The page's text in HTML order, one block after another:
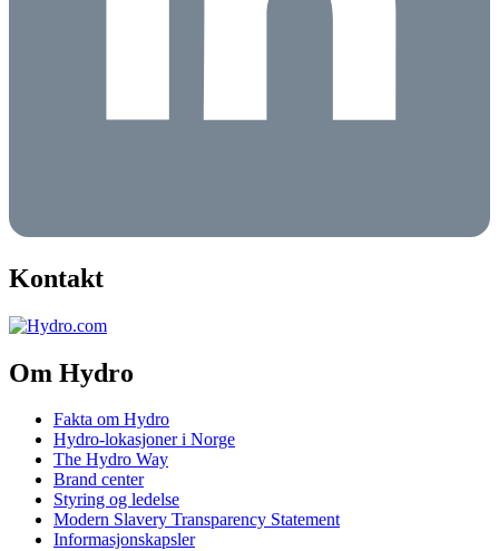
Kontakt
Om Hydro
Fakta om Hydro
Hydro-lokasjoner i Norge
The Hydro Way
Brand center
Styring og ledelse
Modern Slavery Transparency Statement
Informasjonskapsler